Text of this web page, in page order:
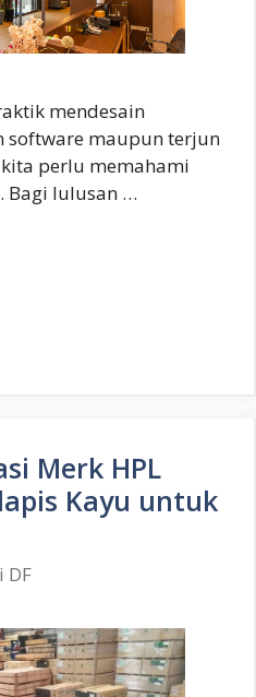
mendesain
software maupun terjun
perlu memahami
Bagi lulusan …
Merk HPL
Kayu untuk
DF